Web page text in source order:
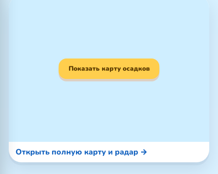
Показать карту осадков
Открыть полную карту и радар →